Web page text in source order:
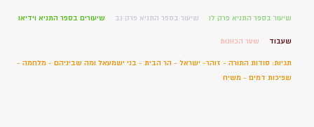
שיעור בספר התניא פרק לו שיעור בספר התניא פרק נב שיעורים בספר התניא וידיאו
שעבוד שער הכוונות
תגיות: סודות התורה - זוהר- ישראל - הר הבית - בני ישמעאל ומה שביניהם - מלחמה -
שפיכות דמים - משיח